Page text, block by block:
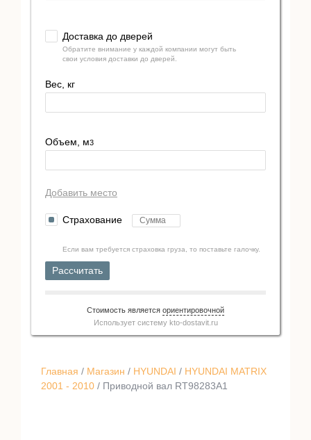
Главная / Магазин / HYUNDAI / HYUNDAI MATRIX
2001 - 2010 / Приводной вал RT98283A1
Доставка до дверей
Обратите внимание у каждой компании могут быть
свои условия доставки до дверей.
Вес, кг
Объем, м3
Добавить место
Страхование
Если вам требуется страховка груза, то поставьте галочку.
Рассчитать
Стоимость является ориентировочной
Использует систему kto-dostavit.ru